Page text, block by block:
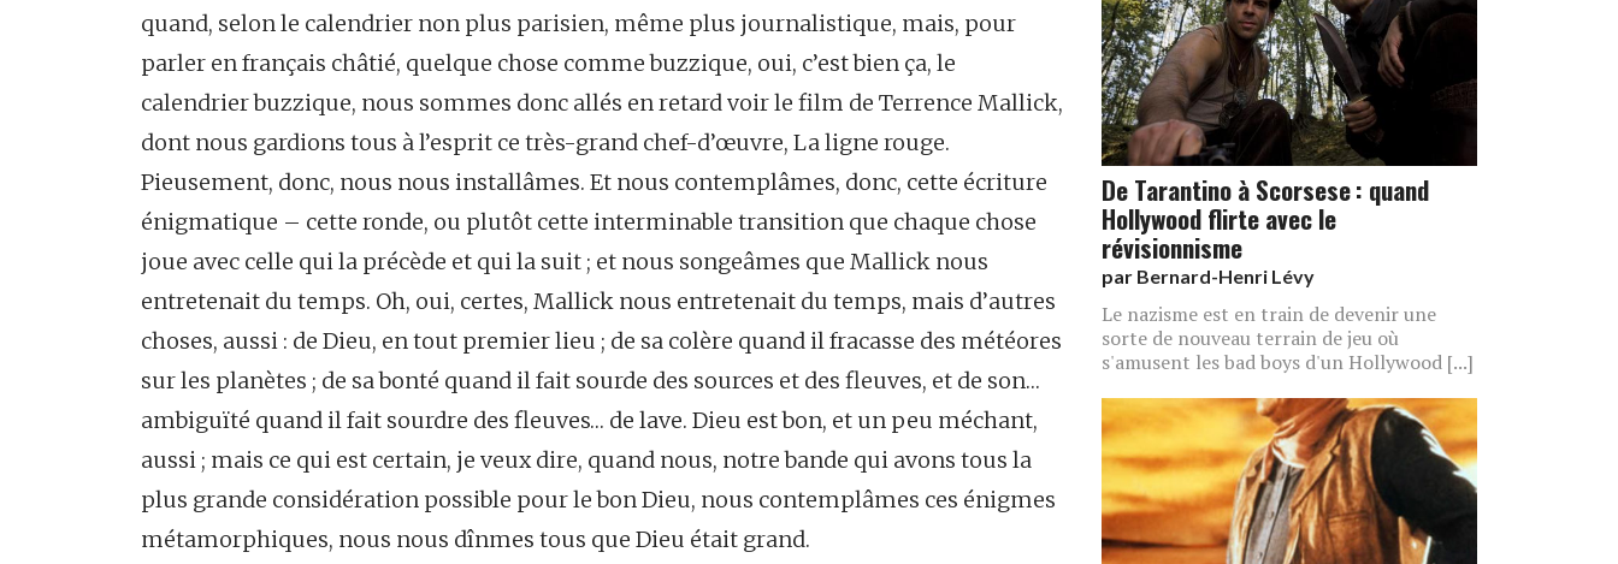
quand, selon le calendrier non plus parisien, même plus journalistique, mais, pour
parler en français châtié, quelque chose comme buzzique, oui, c’est bien ça, le
calendrier buzzique, nous sommes donc allés en retard voir le film de Terrence Mallick,
dont nous gardions tous à l’esprit ce très-grand chef-d’œuvre, La ligne rouge.
Pieusement, donc, nous nous installâmes. Et nous contemplâmes, donc, cette écriture
énigmatique – cette ronde, ou plutôt cette interminable transition que chaque chose
joue avec celle qui la précède et qui la suit ; et nous songeâmes que Mallick nous
entretenait du temps. Oh, oui, certes, Mallick nous entretenait du temps, mais d’autres
choses, aussi : de Dieu, en tout premier lieu ; de sa colère quand il fracasse des météores
sur les planètes ; de sa bonté quand il fait sourde des sources et des fleuves, et de son…
ambiguïté quand il fait sourdre des fleuves… de lave. Dieu est bon, et un peu méchant,
aussi ; mais ce qui est certain, je veux dire, quand nous, notre bande qui avons tous la
plus grande considération possible pour le bon Dieu, nous contemplâmes ces énigmes
métamorphiques, nous nous dînmes tous que Dieu était grand.
De Tarantino à Scorsese : quand
Hollywood flirte avec le
révisionnisme
par Bernard-Henri Lévy
Le nazisme est en train de devenir une
sorte de nouveau terrain de jeu où
s'amusent les bad boys d'un Hollywood [...]